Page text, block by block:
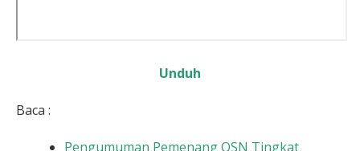
Unduh
Baca :
Pengumuman Pemenang OSN Tingkat